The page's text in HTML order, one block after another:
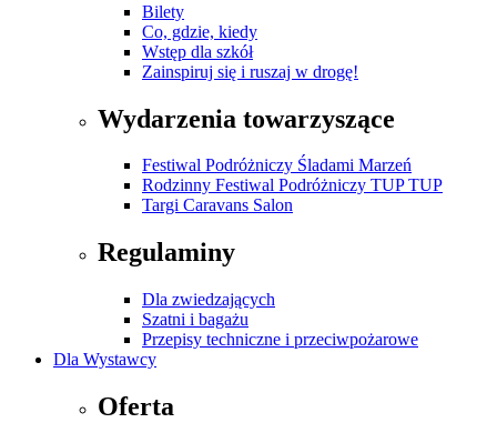
Bilety
Co, gdzie, kiedy
Wstęp dla szkół
Zainspiruj się i ruszaj w drogę!
Wydarzenia towarzyszące
Festiwal Podróżniczy Śladami Marzeń
Rodzinny Festiwal Podróżniczy TUP TUP
Targi Caravans Salon
Regulaminy
Dla zwiedzających
Szatni i bagażu
Przepisy techniczne i przeciwpożarowe
Dla Wystawcy
Oferta